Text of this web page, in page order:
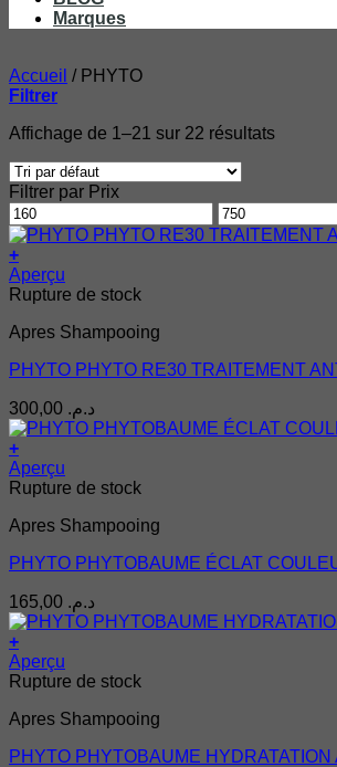
Marques
Accueil /PHYTO
Filtrer
Affichage de 1–21 sur 22 résultats
Filtrer par Prix
Prix
min
Prix
max
+
Aperçu
Rupture de stock
Apres Shampooing
PHYTO PHYTO RE30 TRAITEMENT
د.م.
+
Aperçu
Rupture de stock
Apres Shampooing
PHYTO PHYTOBAUME ÉCLAT
د.م.
+
Aperçu
Rupture de stock
Apres Shampooing
PHYTO PHYTOBAUME